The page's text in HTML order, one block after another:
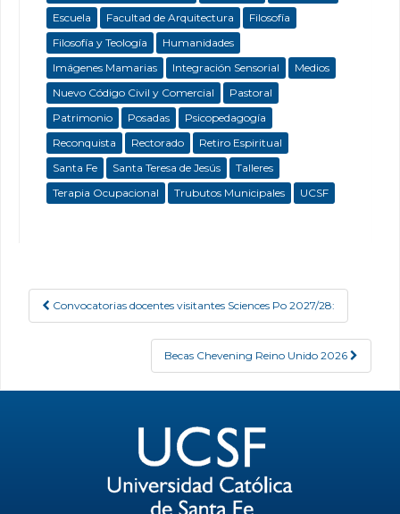
Escuela
Facultad de Arquitectura
Filosofía
Filosofía y Teología
Humanidades
Imágenes Mamarias
Integración Sensorial
Medios
Nuevo Código Civil y Comercial
Pastoral
Patrimonio
Posadas
Psicopedagogía
Reconquista
Rectorado
Retiro Espiritual
Santa Fe
Santa Teresa de Jesús
Talleres
Terapia Ocupacional
Trubutos Municipales UCSF
Post navigation
Convocatorias docentes visitantes Sciences Po 2027/28:
Becas Chevening Reino Unido 2026